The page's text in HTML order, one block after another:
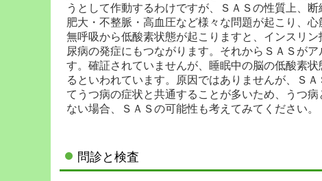
うとして作動するわけですが、ＳＡＳの性質上、
肥大・不整脈・高血圧など様々な問題が起こり、
無呼吸から低酸素状態が起こりますと、インスリ
尿病の発症にもつながります。それからＳＡＳが
す。確証されていませんが、睡眠中の脳の低酸素
るといわれています。原因ではありませんが、Ｓ
てうつ病の症状と共通することが多いため、うつ
ない場合、ＳＡＳの可能性も考えてみてください。
問診と検査